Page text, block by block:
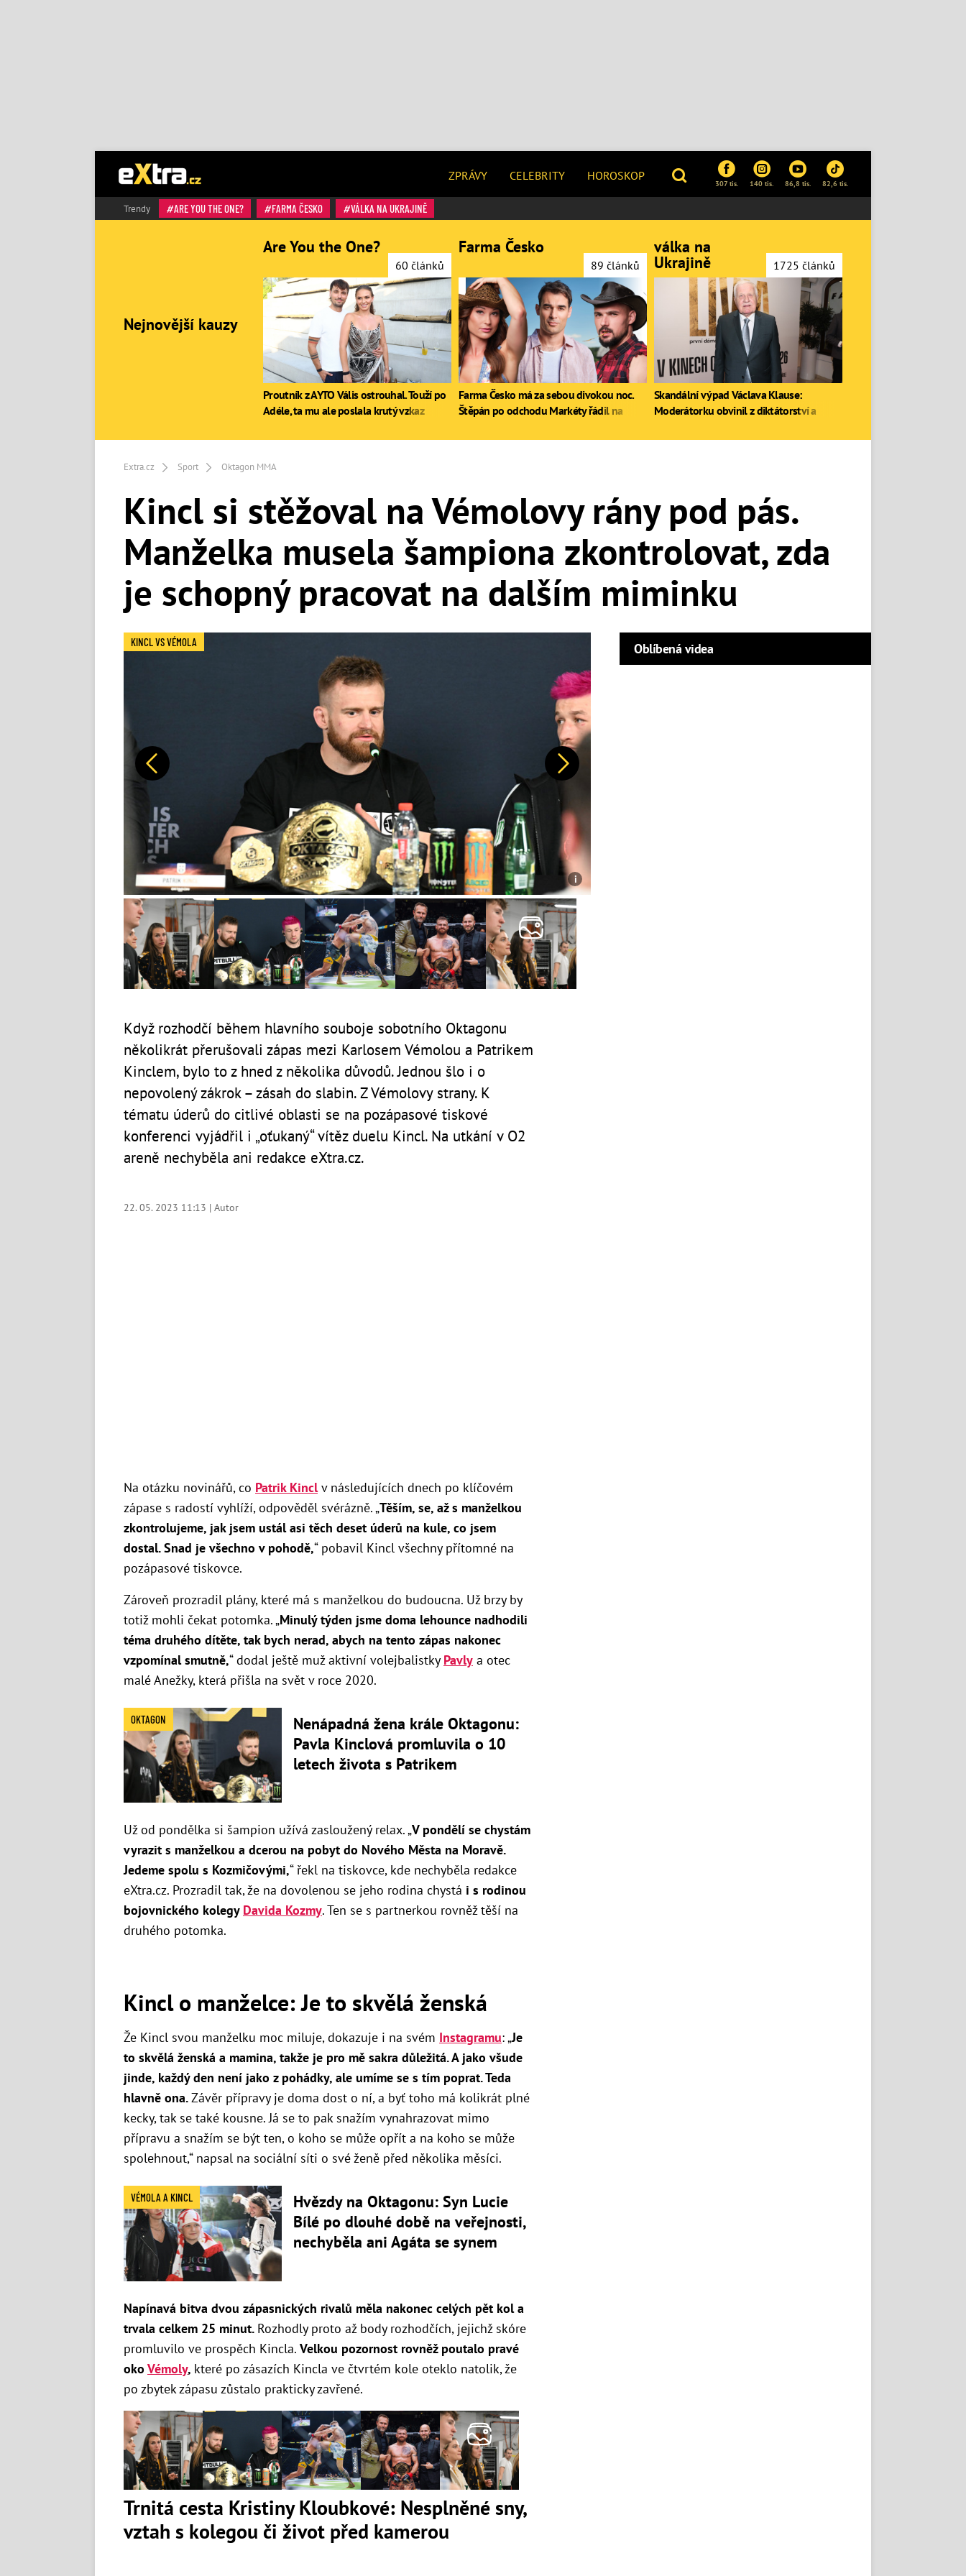
ZPRÁVY CELEBRITY HOROSKOP
307 tis. 140 tis. 86,8 tis. 82,6 tis.
Trendy ARE YOU THE ONE? FARMA ČESKO VÁLKA NA UKRAJINĚ
Extra.cz Sport Oktagon MMA
Kincl si stěžoval na Vémolovy rány pod pás.
Manželka musela šampiona zkontrolovat, zda
je schopný pracovat na dalším miminku
Předchozí Další
KINCL VS VÉMOLA
Když rozhodčí během hlavního souboje sobotního Oktagonu
několikrát přerušovali zápas mezi Karlosem Vémolou a Patrikem
Kinclem, bylo to z hned z několika důvodů. Jednou šlo i o
nepovolený zákrok – zásah do slabin. Z Vémolovy strany. K
tématu úderů do citlivé oblasti se na pozápasové tiskové
konferenci vyjádřil i „oťukaný“ vítěz duelu Kincl. Na utkání v O2
areně nechyběla ani redakce eXtra.cz.
22. 05. 2023 11:13 | Autor
Na otázku novinářů, co Patrik Kinclv následujících dnech po klíčovém
zápase s radostí vyhlíží, odpověděl svérázně. „Těším, se, až s manželkou
zkontrolujeme, jak jsem ustál asi těch deset úderů na kule, co jsem
dostal. Snad je všechno v pohodě,“ pobavil Kincl všechny přítomné na
pozápasové tiskovce.
Zároveň prozradil plány, které má s manželkou do budoucna. Už brzy by
totiž mohli čekat potomka. „Minulý týden jsme doma lehounce nadhodili
téma druhého dítěte, tak bych nerad, abych na tento zápas nakonec
vzpomínal smutně,“ dodal ještě muž aktivní volejbalistky Pavly a otec
malé Anežky, která přišla na svět v roce 2020.
OKTAGON
Nenápadná žena krále Oktagonu:
Pavla Kinclová promluvila o 10
letech života s Patrikem
Už od pondělka si šampion užívá zasloužený relax. „V pondělí se chystám
vyrazit s manželkou a dcerou na pobyt do Nového Města na Moravě.
Jedeme spolu s Kozmičovými,“ řekl na tiskovce, kde nechyběla redakce
eXtra.cz. Prozradil tak, že na dovolenou se jeho rodina chystá i s rodinou
bojovnického kolegy Davida Kozmy. Ten se s partnerkou rovněž těší na
druhého potomka.
Kincl o manželce: Je to skvělá ženská
Že Kincl svou manželku moc miluje, dokazuje i na svém Instagramu: „Je
to skvělá ženská a mamina, takže je pro mě sakra důležitá. A jako všude
jinde, každý den není jako z pohádky, ale umíme se s tím poprat. Teda
hlavně ona.Závěr přípravy je doma dost o ní, a byť toho má kolikrát plné
kecky, tak se také kousne. Já se to pak snažím vynahrazovat mimo
přípravu a snažím se být ten, o koho se může opřít a na koho se může
spolehnout,“ napsal na sociální síti o své ženě před několika měsíci.
VÉMOLA A KINCL
Hvězdy na Oktagonu: Syn Lucie
Bílé po dlouhé době na veřejnosti,
nechyběla ani Agáta se synem
Napínavá bitva dvou zápasnických rivalů měla nakonec celých pět kol a
trvala celkem 25 minut. Rozhodly proto až body rozhodčích, jejichž skóre
promluvilo ve prospěch Kincla. Velkou pozornost rovněž poutalo pravé
oko Vémoly, které po zásazích Kincla ve čtvrtém kole oteklo natolik, že
po zbytek zápasu zůstalo prakticky zavřené.
Trnitá cesta Kristiny Kloubkové: Nesplněné sny,
vztah s kolegou či život před kamerou
Oblíbená videa
Nejnovější kauzy
Are You the One?
60 článků
Proutník z AYTO Vális ostrouhal. Touží po
Adéle, ta mu ale poslala krutý vzkaz
Farma Česko
89 článků
Farma Česko má za sebou divokou noc.
Štěpán po odchodu Markéty řádil na
válka na
Ukrajině 1725 článků
Skandální výpad Václava Klause:
Moderátorku obvinil z diktátorství a